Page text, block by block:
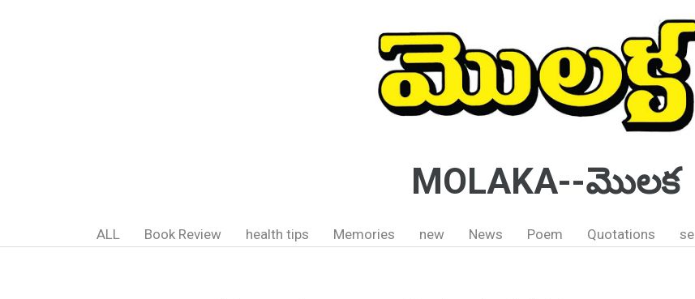
MOLAKA--మొలక
ALL Book Review health tips Memories new News Poem Quotations se